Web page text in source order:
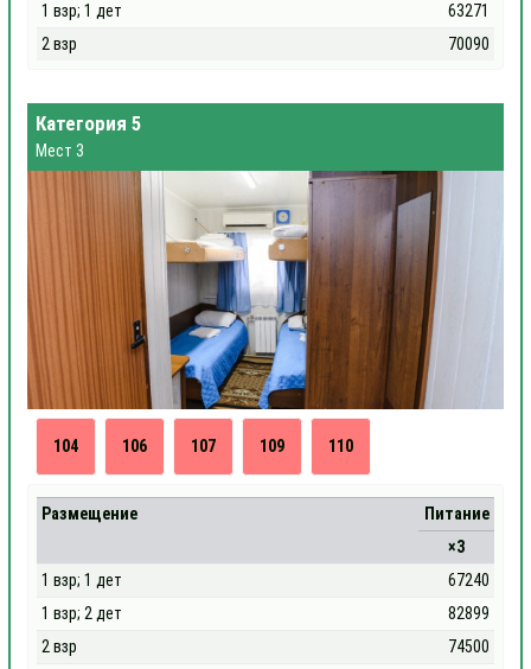
1 взр; 1 дет
63271
2 взр
70090
Категория 5
Мест 3
104 106 107 109 110
Размещение
Питание
×3
1 взр; 1 дет
67240
1 взр; 2 дет
82899
2 взр
74500